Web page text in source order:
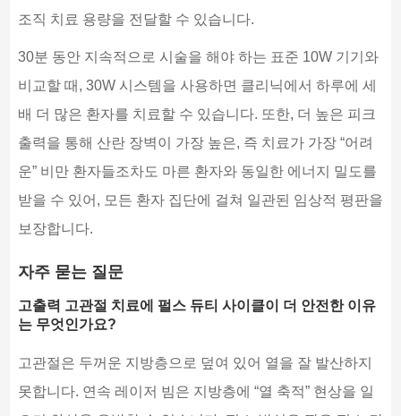
조직 치료 용량을 전달할 수 있습니다.
30분 동안 지속적으로 시술을 해야 하는 표준 10W 기기와
비교할 때, 30W 시스템을 사용하면 클리닉에서 하루에 세
배 더 많은 환자를 치료할 수 있습니다. 또한, 더 높은 피크
출력을 통해 산란 장벽이 가장 높은, 즉 치료가 가장 “어려
운” 비만 환자들조차도 마른 환자와 동일한 에너지 밀도를
받을 수 있어, 모든 환자 집단에 걸쳐 일관된 임상적 평판을
보장합니다.
자주 묻는 질문
고출력 고관절 치료에 펄스 듀티 사이클이 더 안전한 이유
는 무엇인가요?
고관절은 두꺼운 지방층으로 덮여 있어 열을 잘 발산하지
못합니다. 연속 레이저 빔은 지방층에 “열 축적” 현상을 일